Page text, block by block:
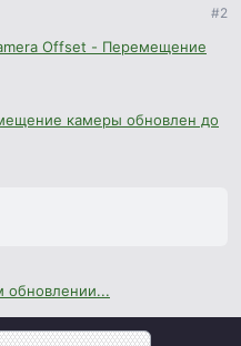
#2
Offset - Перемещение
камеры обновлен до
обновлении...